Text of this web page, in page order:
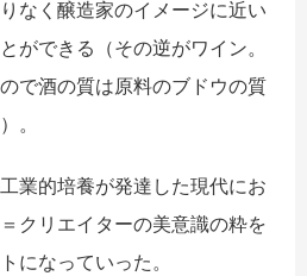
なく醸造家のイメージに近い
ができる（その逆がワイン。
で酒の質は原料のブドウの質
。
業的培養が発達した現代にお
クリエイターの美意識の粋を
になっていった。